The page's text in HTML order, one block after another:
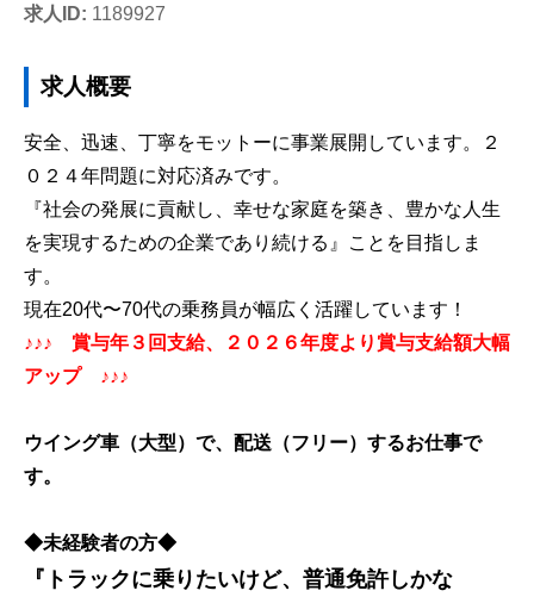
求人ID: 1189927
求人概要
安全、迅速、丁寧をモットーに事業展開しています。２
０２４年問題に対応済みです。
『社会の発展に貢献し、幸せな家庭を築き、豊かな人生
を実現するための企業であり続ける』ことを目指しま
す。
現在20代〜70代の乗務員が幅広く活躍しています！
♪♪♪ 賞与年３回支給、２０２６年度より賞与支給額大幅
アップ ♪♪♪
ウイング車（大型）で、配送（フリー）するお仕事で
す。
◆未経験者の方◆
『トラックに乗りたいけど、普通免許しかな